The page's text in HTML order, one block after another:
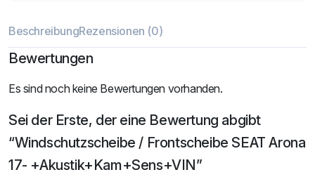
BeschreibungRezensionen (0)
Bewertungen
Es sind noch keine Bewertungen vorhanden.
Sei der Erste, der eine Bewertung abgibt
“Windschutzscheibe / Frontscheibe SEAT Arona
17- +Akustik+Kam+Sens+VIN”